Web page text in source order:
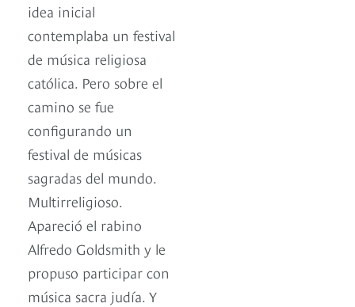
idea inicial
contemplaba un festival
de música religiosa
católica. Pero sobre el
camino se fue
configurando un
festival de músicas
sagradas del mundo.
Multirreligioso.
Apareció el rabino
Alfredo Goldsmith y le
propuso participar con
música sacra judía. Y